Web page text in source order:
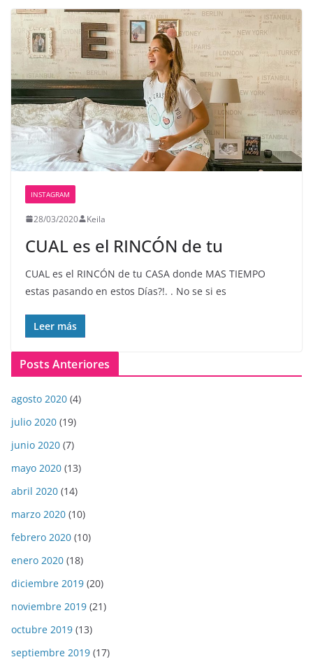
INSTAGRAM
28/03/2020 Keila
CUAL es el RINCÓN de tu
CUAL es el RINCÓN de tu CASA donde MAS TIEMPO
estas pasando en estos Días?!. . No se si es
Leer más
Posts Anteriores
agosto 2020 (4)
julio 2020 (19)
junio 2020 (7)
mayo 2020 (13)
abril 2020 (14)
marzo 2020 (10)
febrero 2020 (10)
enero 2020 (18)
diciembre 2019 (20)
noviembre 2019 (21)
octubre 2019 (13)
septiembre 2019 (17)